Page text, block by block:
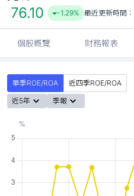
76.10 -1.29% 最近更新時間：
個股概覽 財務報表
單季ROE/ROA
近四季ROE/ROA
近5年
季報